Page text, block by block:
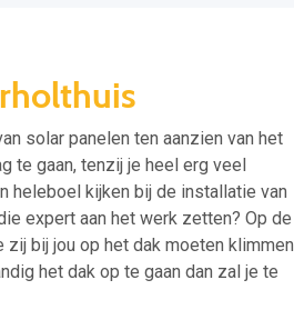
solar panelen ten aanzien van het
te gaan, tenzij je heel erg veel
heleboel kijken bij de installatie van
expert aan het werk zetten? Op de
bij jou op het dak moeten klimmen
het dak op te gaan dan zal je te